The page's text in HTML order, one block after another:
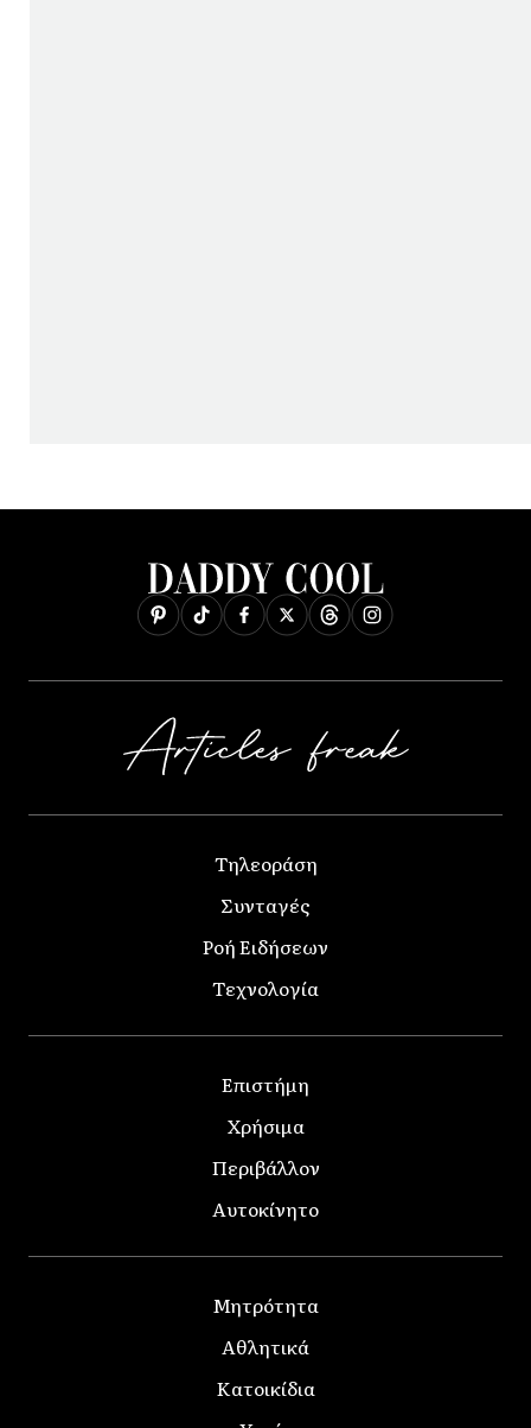
Τηλεοράση
Συνταγές
Ροή Ειδήσεων
Τεχνολογία
Επιστήμη
Χρήσιμα
Περιβάλλον
Αυτοκίνητο
Μητρότητα
Αθλητικά
Κατοικίδια